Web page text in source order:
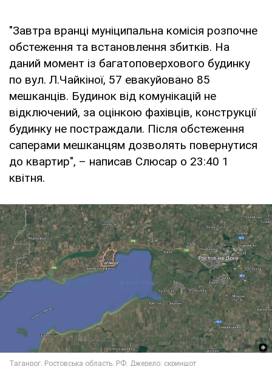
"Завтра вранці муніципальна комісія розпочне
обстеження та встановлення збитків. На
даний момент із багатоповерхового будинку
по вул. Л.Чайкіної, 57 евакуйовано 85
мешканців. Будинок від комунікацій не
відключений, за оцінкою фахівців, конструкції
будинку не постраждали. Після обстеження
саперами мешканцям дозволять повернутися
до квартир", – написав Слюсар о 23:40 1
квітня.